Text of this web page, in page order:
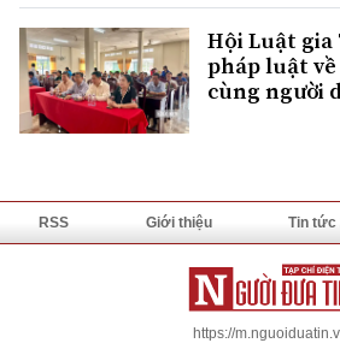
Hội Luật gia
pháp luật
cùng người
RSS Giới thiệu Tin tức
https://